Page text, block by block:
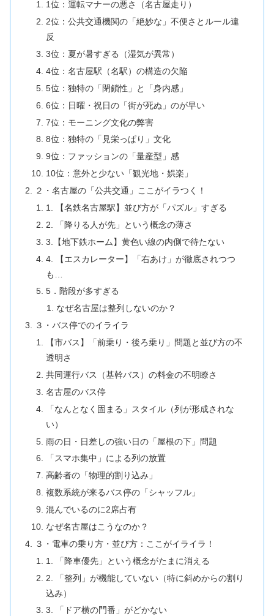
1位：運転マナーの悪さ（名古屋走り）
2位：公共交通機関の「絶妙な」不便さとルール違
反
3位：夏が暑すぎる（湿気が異常）
4位：名古屋駅（名駅）の構造の欠陥
5位：独特の「閉鎖性」と「身内感」
6位：日曜・祝日の「街が死ぬ」のが早い
7位：モーニング文化の弊害
8位：独特の「見栄っぱり」文化
9位：ファッションの「量産型」感
10位：意外と少ない「観光地・娯楽」
２・名古屋の「公共交通」ここがイラつく！
1. 【名鉄名古屋駅】並び方が「パズル」すぎる
2. 「降りる人が先」という概念の薄さ
3.【地下鉄ホーム】黄色い線の内側で待たない
4. 【エスカレーター】「右あけ」が徹底されつつ
も…
5．階段が多すぎる
なぜ名古屋は整列しないのか？
３・バス停でのイライラ
【市バス】「前乗り・後ろ乗り」問題と並び方の不
透明さ
共同運行バス（基幹バス）の料金の不明瞭さ
名古屋のバス停
「なんとなく固まる」スタイル（列が形成されな
い）
雨の日・日差しの強い日の「屋根の下」問題
「スマホ集中」による列の放置
高齢者の「物理的割り込み」
複数系統が来るバス停の「シャッフル」
混んでいるのに2席占有
なぜ名古屋はこうなのか？
３・電車の乗り方・並び方：ここがイライラ！
1. 「降車優先」という概念がたまに消える
2. 「整列」が機能していない（特に斜めからの割り
込み）
3. 「ドア横の門番」がどかない